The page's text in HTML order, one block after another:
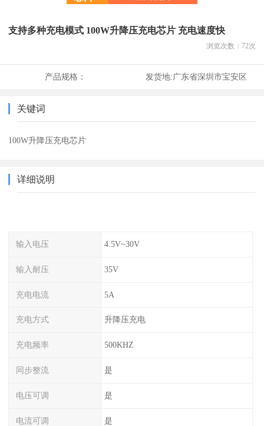
支持多种充电模式 100W升降压充电芯片 充电速度快
浏览次数： 72次
产品规格： 发货地:广东省深圳市宝安区
关键词
100W升降压充电芯片
详细说明
输入电压 4.5V~30V
输入耐压 35V
充电电流 5A
充电方式 升降压充电
充电频率 500KHZ
同步整流 是
电压可调 是
电流可调 是